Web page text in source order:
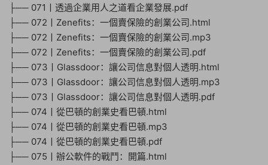
├── 071丨透過企業用人之道看企業發展.pdf
├── 072丨Zenefits：一個賣保險的創業公司.html
├── 072丨Zenefits：一個賣保險的創業公司.mp3
├── 072丨Zenefits：一個賣保險的創業公司.pdf
├── 073丨Glassdoor：讓公司信息對個人透明.html
├── 073丨Glassdoor：讓公司信息對個人透明.mp3
├── 073丨Glassdoor：讓公司信息對個人透明.pdf
├── 074丨從巴頓的創業史看巴頓.html
├── 074丨從巴頓的創業史看巴頓.mp3
├── 074丨從巴頓的創業史看巴頓.pdf
├── 075丨辦公軟件的戰鬥：開篇.html